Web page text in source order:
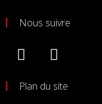
Nous suivre
Plan du site